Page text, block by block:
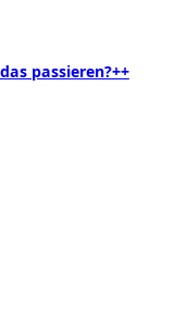
passieren?++